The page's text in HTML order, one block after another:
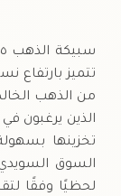
من الذهب
الذين يرغبون
تخزينها
لحظيًا وفقًا